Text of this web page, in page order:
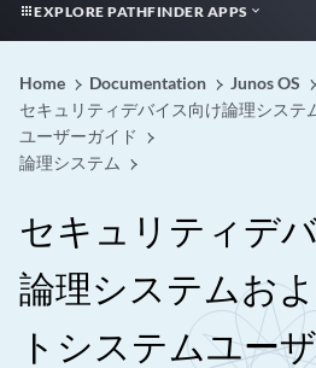
EXPLORE PATHFINDER APPS
Home Documentation
Junos OS
セキュリティデバイス向け論理システ
ユーザーガイド
論理システム
セキュリティデ
論理システムお
トシステムユー